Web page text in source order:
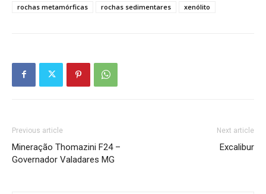
rochas metamórficas
rochas sedimentares xenólito
Previous article
Mineração Thomazini F24 –
Governador Valadares MG
Next article
Excalibur